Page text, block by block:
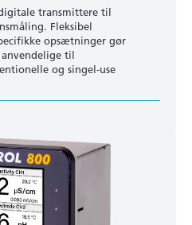
transmittere til
Fleksibel
opsætninger gør
til
og singel-use